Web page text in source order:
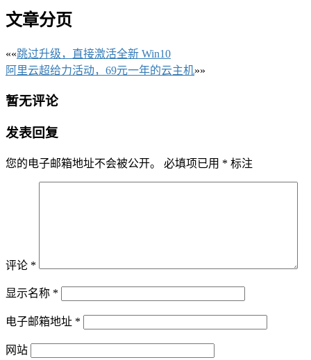
文章分页
««跳过升级，直接激活全新 Win10
阿里云超给力活动，69元一年的云主机»»
暂无评论
发表回复
您的电子邮箱地址不会被公开。 必填项已用 * 标注
评论 *
显示名称 *
电子邮箱地址 *
网站